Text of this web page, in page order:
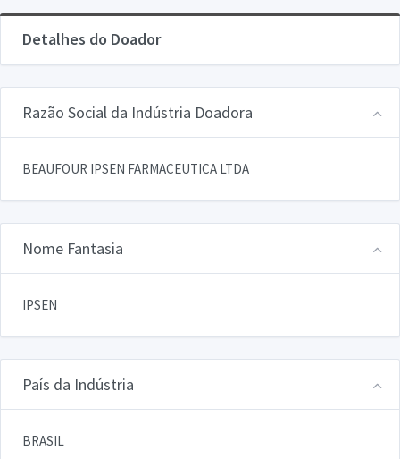
Detalhes do Doador
Razão Social da Indústria Doadora
BEAUFOUR IPSEN FARMACEUTICA LTDA
Nome Fantasia
IPSEN
País da Indústria
BRASIL